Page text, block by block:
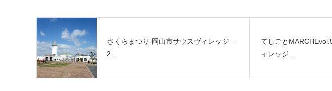
さくらまつり-岡山市サウスヴィレッジ –
2...
てしごと
ィレッジ ...